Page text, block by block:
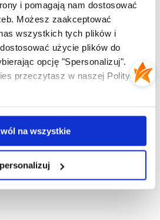
i pomagają nam dostosować
Możesz zaakceptować
wszystkich tych plików i
użycie plików do
opcję "Spersonalizuj".
przeczytasz w naszej Polityce
na wszystkie
zł.
zł.
30 dni – 99 PLN